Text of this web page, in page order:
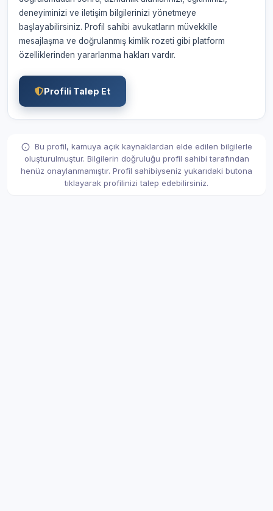
deneyiminizi ve iletişim bilgilerinizi yönetmeye
başlayabilirsiniz. Profil sahibi avukatların müvekkille
mesajlaşma ve doğrulanmış kimlik rozeti gibi platform
özelliklerinden yararlanma hakları vardır.
Profili Talep Et
Bu profil, kamuya açık kaynaklardan elde edilen bilgilerle
oluşturulmuştur. Bilgilerin doğruluğu profil sahibi tarafından
henüz onaylanmamıştır. Profil sahibiyseniz yukarıdaki butona
tıklayarak profilinizi talep edebilirsiniz.